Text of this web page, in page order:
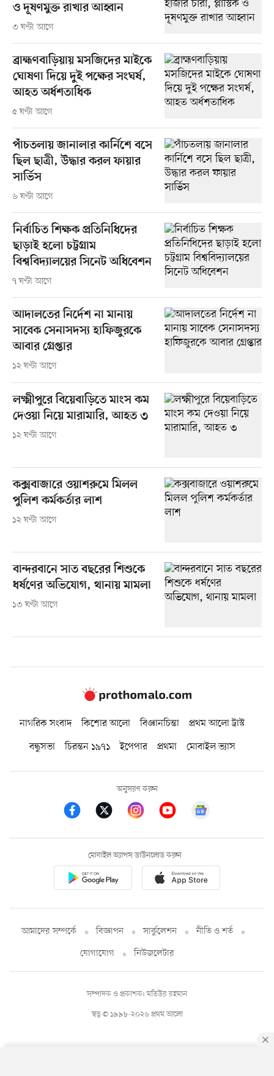
ও দূষণমুক্ত রাখার আহ্বান
৩ ঘণ্টা আগে
ব্রাহ্মণবাড়িয়ায় মসজিদের মাইকে
ঘোষণা দিয়ে দুই পক্ষের সংঘর্ষ,
আহত অর্ধশতাধিক
৫ ঘণ্টা আগে
পাঁচতলায় জানালার কার্নিশে বসে
ছিল ছাত্রী, উদ্ধার করল ফায়ার
সার্ভিস
৬ ঘণ্টা আগে
নির্বাচিত শিক্ষক প্রতিনিধিদের
ছাড়াই হলো চট্টগ্রাম
বিশ্ববিদ্যালয়ের সিনেট অধিবেশন
৭ ঘণ্টা আগে
আদালতের নির্দেশ না মানায়
সাবেক সেনাসদস্য হাফিজুরকে
আবার গ্রেপ্তার
১২ ঘণ্টা আগে
লক্ষ্মীপুরে বিয়েবাড়িতে মাংস কম
দেওয়া নিয়ে মারামারি, আহত ৩
১২ ঘণ্টা আগে
কক্সবাজারে ওয়াশরুমে মিলল
পুলিশ কর্মকর্তার লাশ
১২ ঘণ্টা আগে
বান্দরবানে সাত বছরের শিশুকে
ধর্ষণের অভিযোগ, থানায় মামলা
১৩ ঘণ্টা আগে
নাগরিক সংবাদ কিশোর আলো বিজ্ঞানচিন্তা
প্রথম আলো ট্রাস্ট
বন্ধুসভা
চিরন্তন ১৯৭১ ইপেপার প্রথমা মোবাইল ভ্যাস
অনুসরণ করুন
মোবাইল অ্যাপস ডাউনলোড করুন
আমাদের সম্পর্কে বিজ্ঞাপন সার্কুলেশন
নীতি ও শর্ত
যোগাযোগ
নিউজলেটার
স্বত্ব © ১৯৯৮-২০২৬ প্রথম আলো
সম্পাদক ও প্রকাশক: মতিউর রহমান